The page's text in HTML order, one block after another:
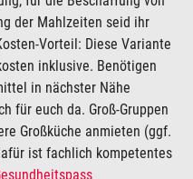
der Mahlzeiten seid ihr
Vorteil: Diese Variante
inklusive. Benötigen
in nächster Nähe
für euch da. Groß-Gruppen
Großküche anmieten (ggf.
ist fachlich kompetentes